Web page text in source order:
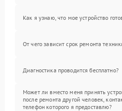
Как я узнаю, что мое устройство
От чего зависит срок ремонта
Диагностика проводится бесплатно?
Может ли вместо меня принять
после ремонта другой человек,
телефон которого я предоставлю?